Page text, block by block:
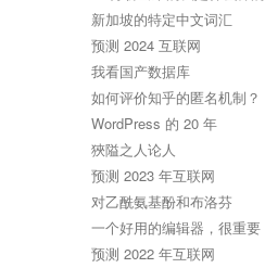
新加坡的特定中文词汇
预测 2024 互联网
我看国产数据库
如何评价知乎的匿名机制？
WordPress 的 20 年
狹隘之人论人
预测 2023 年互联网
对乙酰氨基酚和布洛芬
一个好用的编辑器，很重要
预测 2022 年互联网